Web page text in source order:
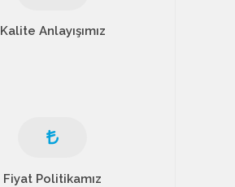
Kalite Anlayışımız
Fiyat Politikamız